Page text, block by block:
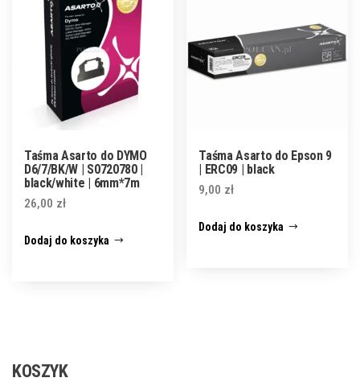
Taśma Asarto do DYMO
D6/7/BK/W | S0720780 |
black/white | 6mm*7m
26,00 zł
Dodaj do koszyka
Taśma Asarto do Epson 9
| ERC09 | black
9,00 zł
Dodaj do koszyka
KOSZYK